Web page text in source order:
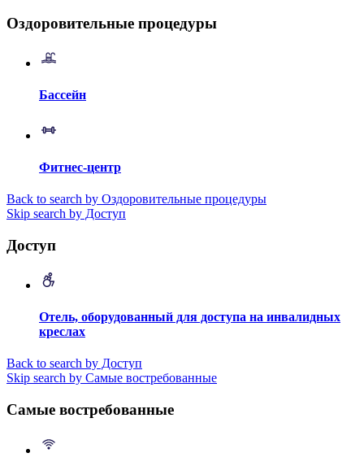
Оздоровительные процедуры
Бассейн
Фитнес-центр
Back to search by Оздоровительные процедуры
Skip search by Доступ
Доступ
Отель, оборудованный для доступа на инвалидных
креслах
Back to search by Доступ
Skip search by Самые востребованные
Самые востребованные